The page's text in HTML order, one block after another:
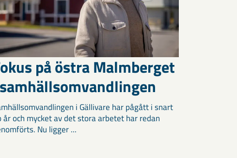
på östra Malmberget
i Gällivare har pågått i snart
år och mycket av det stora arbetet har redan
Nu ligger ...